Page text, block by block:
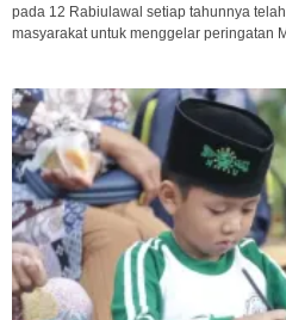
pada 12 Rabiulawal setiap tahunnya
masyarakat untuk menggelar peringatan